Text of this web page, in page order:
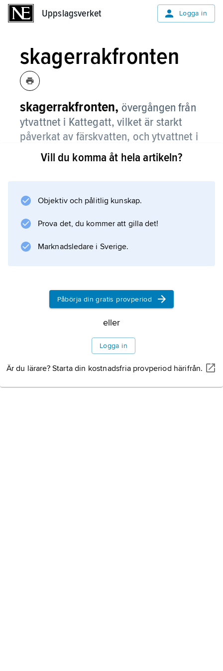
Uppslagsverket Logga in
skagerrakfronten
skagerrakfronten, övergången från
ytvattnet i Kattegatt, vilket är starkt
påverkat av färskvatten, och ytvattnet i
Skagerrak, som har en salthalt över 30
genom skillnader i vattnets färg samt genom
Vill du komma åt hela artikeln?
Objektiv och pålitlig kunskap.
Prova det, du kommer att gilla det!
Marknadsledare i Sverige.
Påbörja din gratis provperiod
eller
Logga in
Är du lärare? Starta din kostnadsfria provperiod härifrån.